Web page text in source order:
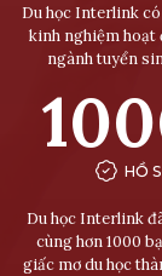
Du học Interlink
kinh nghiệm
ngành tuyển
HỒ
Du học Interlink
cùng hơn 1000
giấc mơ du học